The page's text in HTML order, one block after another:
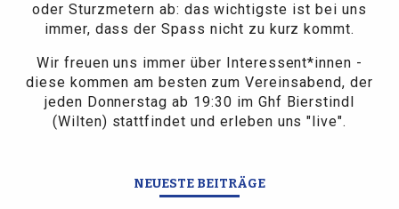
oder Sturzmetern ab: das wichtigste ist bei uns
immer, dass der Spass nicht zu kurz kommt.
Wir freuen uns immer über Interessent*innen -
diese kommen am besten zum Vereinsabend, der
jeden Donnerstag ab 19:30 im Ghf Bierstindl
(Wilten) stattfindet und erleben uns "live".
NEUESTE BEITRÄGE